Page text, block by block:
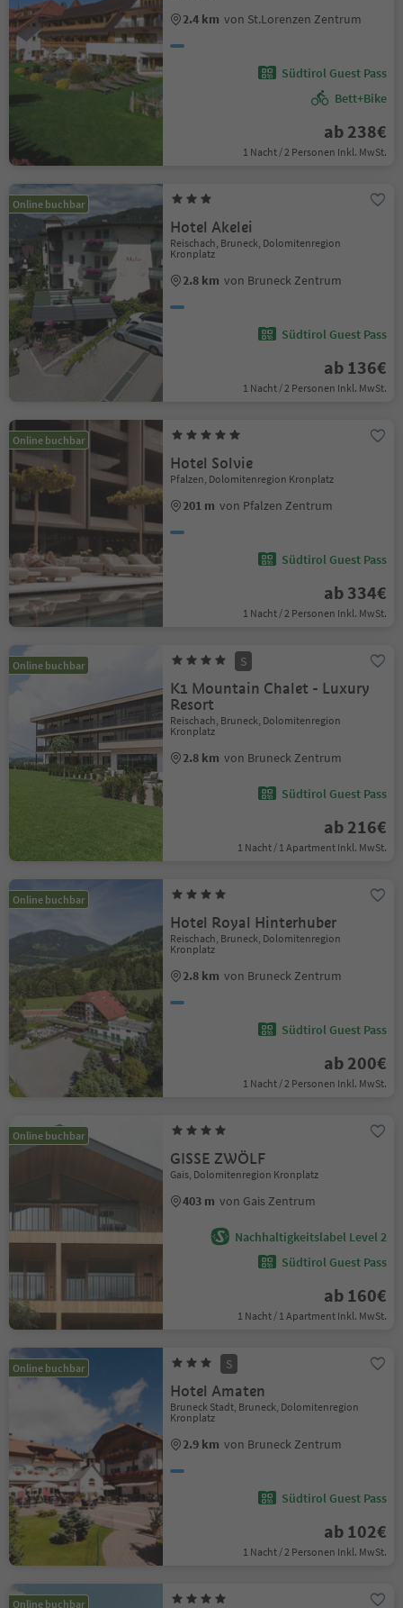
2.4 km von St.Lorenzen Zentrum
Südtirol Guest Pass
Bett+Bike
ab 238€
1 Nacht / 2 Personen Inkl. MwSt.
Online buchbar
Hotel Akelei
Reischach, Bruneck, Dolomitenregion
Kronplatz
2.8 km von Bruneck Zentrum
Südtirol Guest Pass
ab 136€
1 Nacht / 2 Personen Inkl. MwSt.
Online buchbar
Hotel Solvie
Pfalzen, Dolomitenregion Kronplatz
201 m von Pfalzen Zentrum
Südtirol Guest Pass
ab 334€
1 Nacht / 2 Personen Inkl. MwSt.
Online buchbar S
K1 Mountain Chalet - Luxury
Resort
Reischach, Bruneck, Dolomitenregion
Kronplatz
2.8 km von Bruneck Zentrum
Südtirol Guest Pass
ab 216€
1 Nacht / 1 Apartment Inkl. MwSt.
Online buchbar
Hotel Royal Hinterhuber
Reischach, Bruneck, Dolomitenregion
Kronplatz
2.8 km von Bruneck Zentrum
Südtirol Guest Pass
ab 200€
1 Nacht / 2 Personen Inkl. MwSt.
Online buchbar
GISSE ZWÖLF
Gais, Dolomitenregion Kronplatz
403 m von Gais Zentrum
Nachhaltigkeitslabel Level 2
Südtirol Guest Pass
ab 160€
1 Nacht / 1 Apartment Inkl. MwSt.
Online buchbar S
Hotel Amaten
Bruneck Stadt, Bruneck, Dolomitenregion
Kronplatz
2.9 km von Bruneck Zentrum
Südtirol Guest Pass
ab 102€
1 Nacht / 2 Personen Inkl. MwSt.
Online buchbar